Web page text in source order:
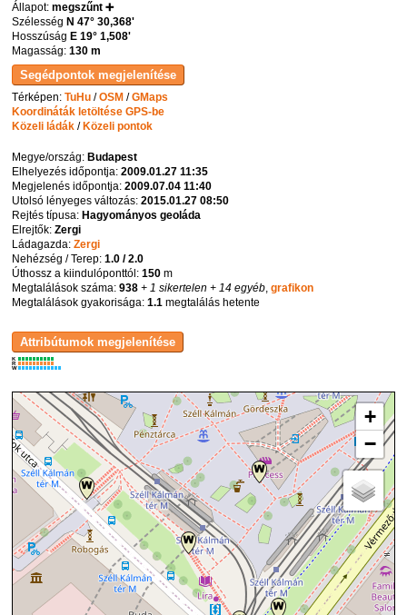
Állapot:megszűnt ➕
Szélesség N 47° 30,368'
Hosszúság E 19° 1,508'
Magasság:130 m
Térképen:TuHu /OSM /GMaps
Koordináták letöltése GPS-be
Közeli ládák / Közeli pontok
Megye/ország: Budapest
Elhelyezés időpontja:2009.01.27 11:35
Megjelenés időpontja:2009.07.04 11:40
Utolsó lényeges változás:2015.01.27 08:50
Rejtés típusa: Hagyományos geoláda
Elrejtők:Zergi
Ládagazda:Zergi
Nehézség / Terep:1.0 / 2.0
Úthossz a kiindulóponttól:150 m
Megtalálások száma:938 + 1 sikertelen + 14 egyéb,grafikon
Megtalálások gyakorisága:1.1 megtalálás hetente
K
R
W
+
−